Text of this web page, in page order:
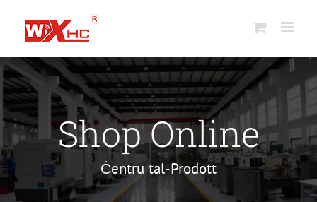
għall-
Shop Online
Ċentru tal-Prodott